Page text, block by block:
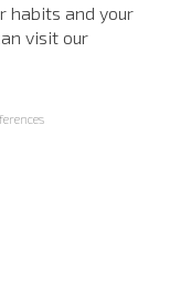
habits and your
visit our